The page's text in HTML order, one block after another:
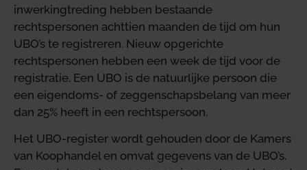
inwerkingtreding hebben bestaande
rechtspersonen achttien maanden de tijd om hun
UBO’s te registreren. Nieuw opgerichte
rechtspersonen hebben een week de tijd voor de
registratie. Een UBO is de natuurlijke persoon die
een eigendoms- of zeggenschapsbelang van meer
dan 25% heeft in een rechtspersoon.
Het UBO-register wordt gehouden door de Kamers
van Koophandel en omvat gegevens van de UBO’s.